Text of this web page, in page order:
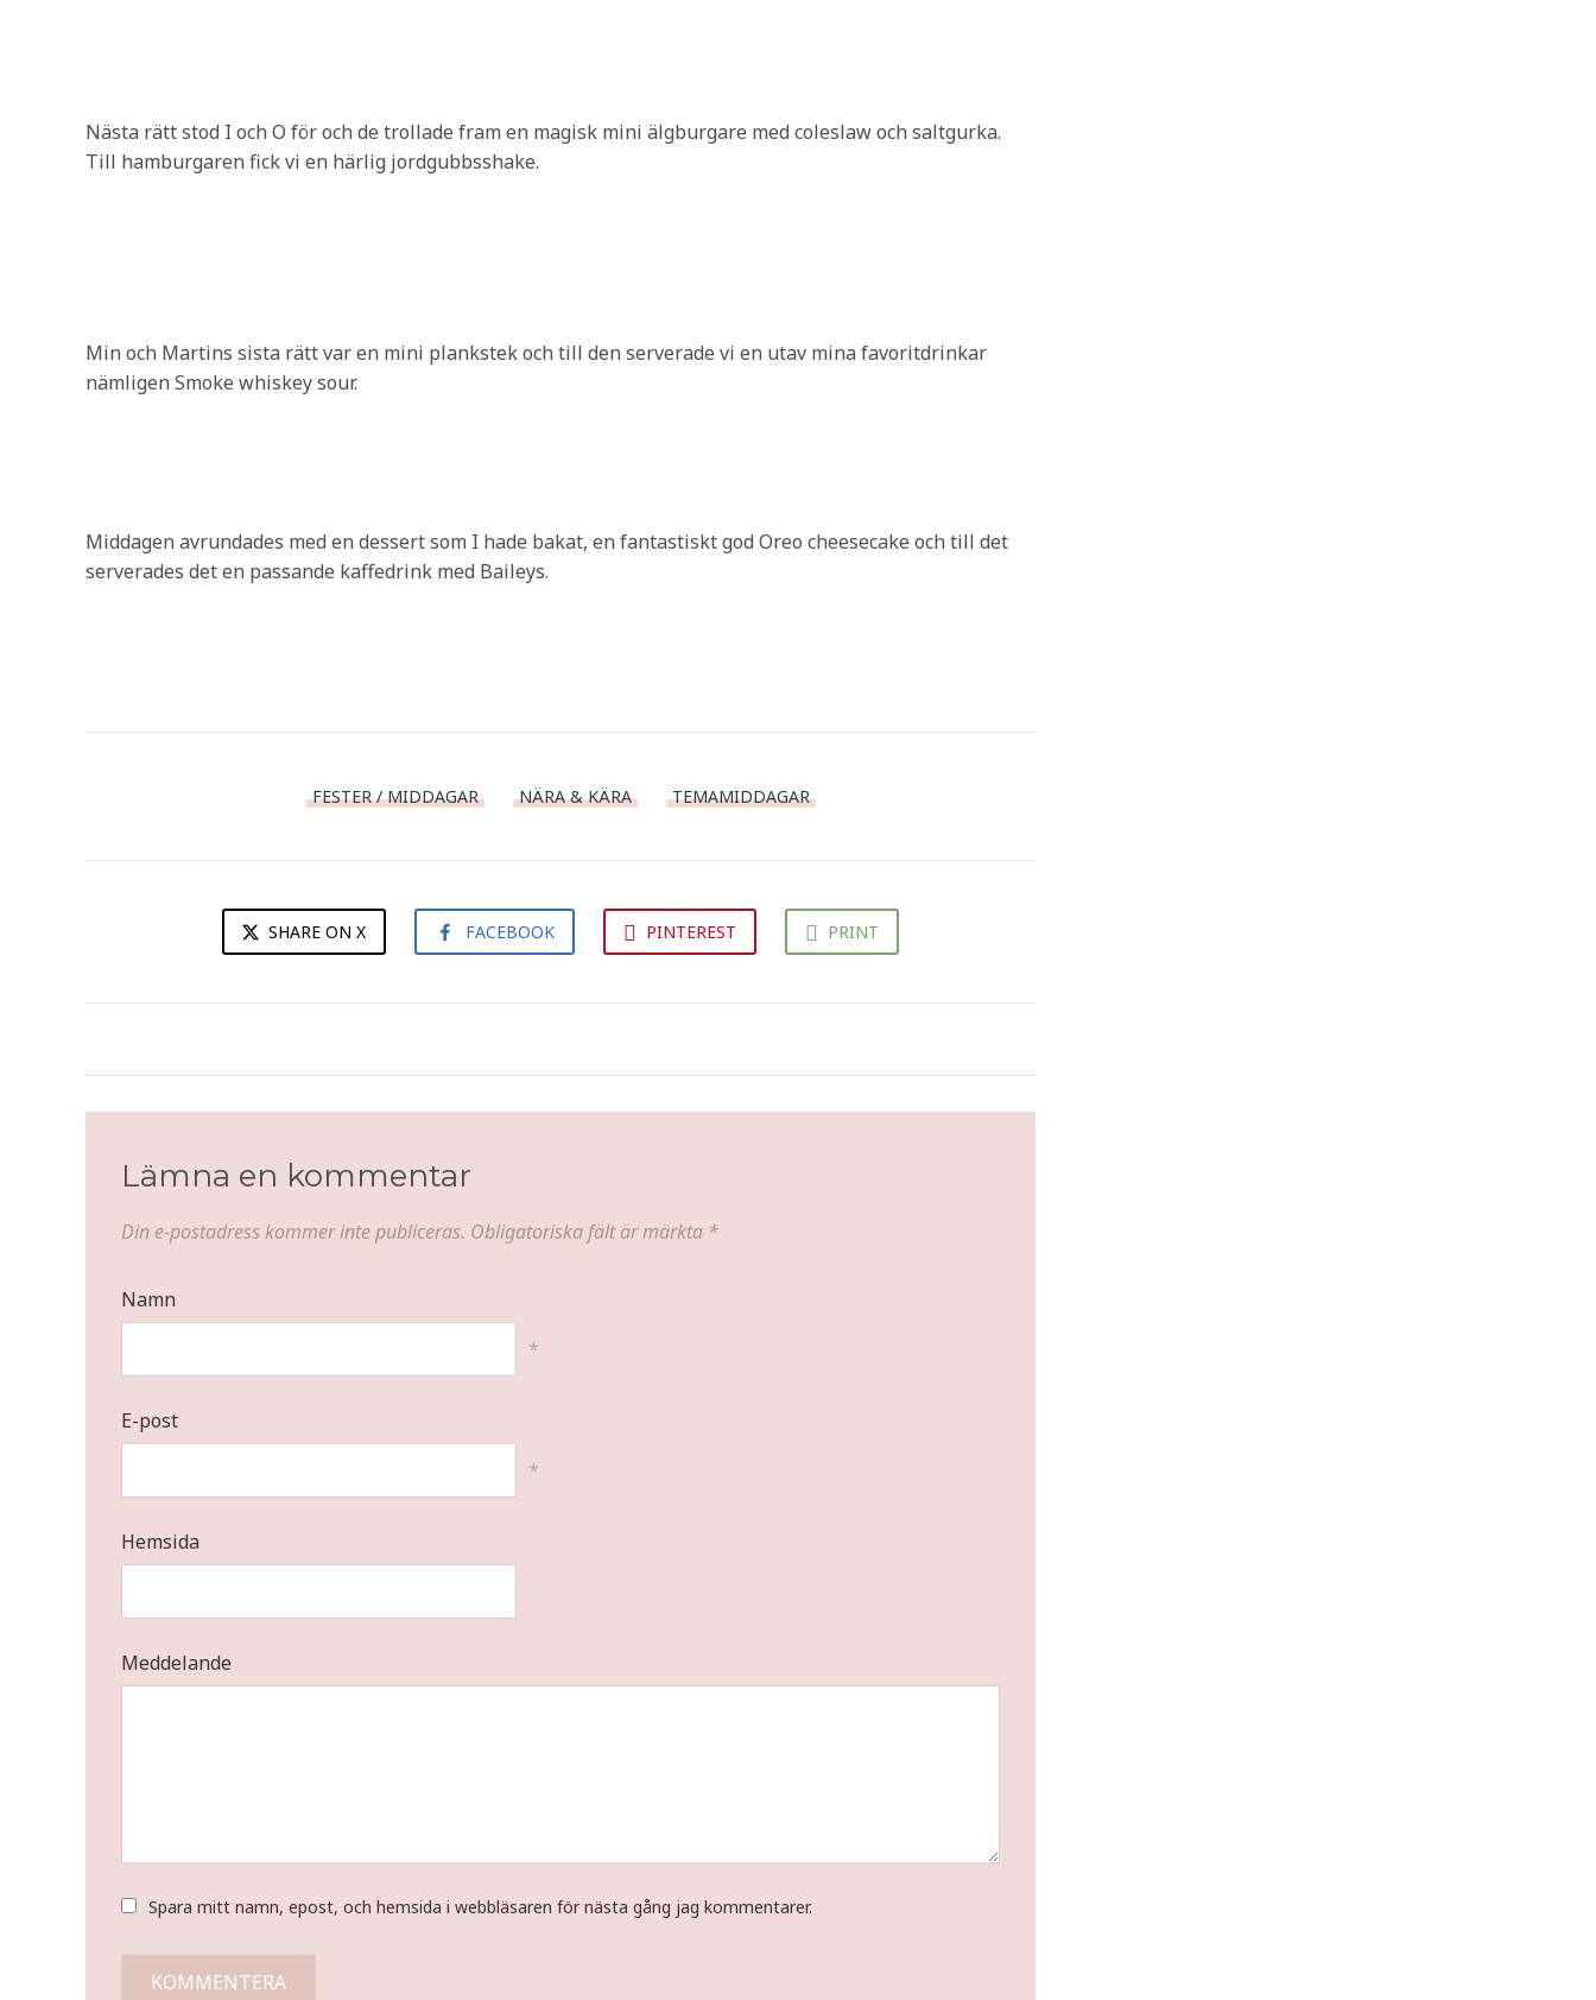
Nästa rätt stod I och O för och de trollade fram en magisk mini älgburgare med coleslaw och saltgurka.
Till hamburgaren fick vi en härlig jordgubbsshake.
Min och Martins sista rätt var en mini plankstek och till den serverade vi en utav mina favoritdrinkar
nämligen Smoke whiskey sour.
Middagen avrundades med en dessert som I hade bakat, en fantastiskt god Oreo cheesecake och till det
serverades det en passande kaffedrink med Baileys.
FESTER / MIDDAGAR NÄRA & KÄRA TEMAMIDDAGAR
SHARE ON X FACEBOOK PINTEREST PRINT
kyckling
Lämna en kommentar
Din e-postadress kommer inte publiceras. Obligatoriska fält är märkta *
Namn
*
E-post
*
Hemsida
Meddelande
Spara mitt namn, epost, och hemsida i webbläsaren för nästa gång jag kommentarer.